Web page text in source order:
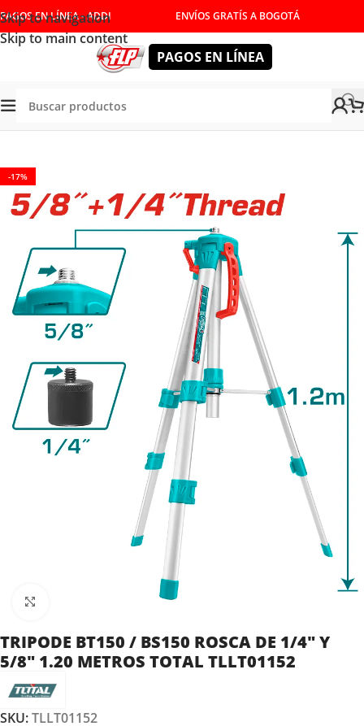
Skip to navigation
Skip to main content
PAGOS EN LÍNEA - ADDI ENVÍOS GRATÍS A BOGOTÁ
PAGOS EN LÍNEA
Tienda/HERRAMIENTAS MANUALES
-17%
TRIPODE BT150 / BS150 ROSCA DE 1/4″ Y
5/8″ 1.20 METROS TOTAL TLLT01152
SKU:TLLT01152